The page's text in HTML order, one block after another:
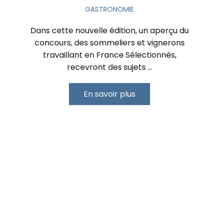
GASTRONOMIE
Dans cette nouvelle édition, un aperçu du
concours, des sommeliers et vignerons
travaillant en France Sélectionnés,
recevront des sujets …
En savoir plus